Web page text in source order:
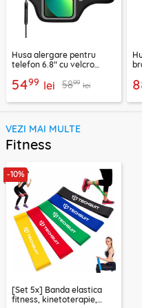
Husa alergare pentru
telefon 6.8" cu velcro
5499 lei 5899 lei
VEZI MAI MULTE
Fitness
-10%
[Set 5x] Banda elastica
fitness, kinetoterapie,